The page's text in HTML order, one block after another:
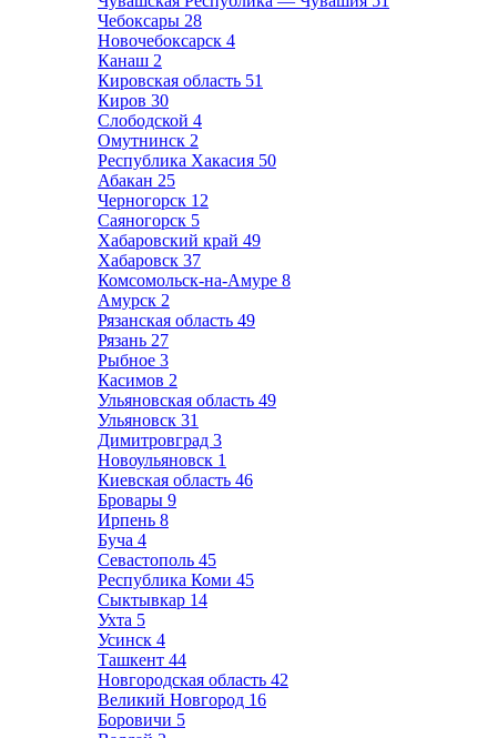
Чебоксары 28
Новочебоксарск 4
Канаш 2
Кировская область 51
Киров 30
Слободской 4
Омутнинск 2
Республика Хакасия 50
Абакан 25
Черногорск 12
Саяногорск 5
Хабаровский край 49
Хабаровск 37
Комсомольск-на-Амуре 8
Амурск 2
Рязанская область 49
Рязань 27
Рыбное 3
Касимов 2
Ульяновская область 49
Ульяновск 31
Димитровград 3
Новоульяновск 1
Киевская область 46
Бровары 9
Ирпень 8
Буча 4
Севастополь 45
Республика Коми 45
Сыктывкар 14
Ухта 5
Усинск 4
Ташкент 44
Новгородская область 42
Великий Новгород 16
Боровичи 5